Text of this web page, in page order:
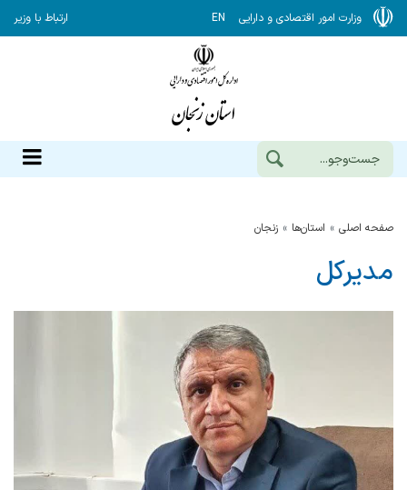
وزارت امور اقتصادی و دارایی EN ارتباط با وزیر
صفحه اصلی استان‌ها زنجان
مدیرکل